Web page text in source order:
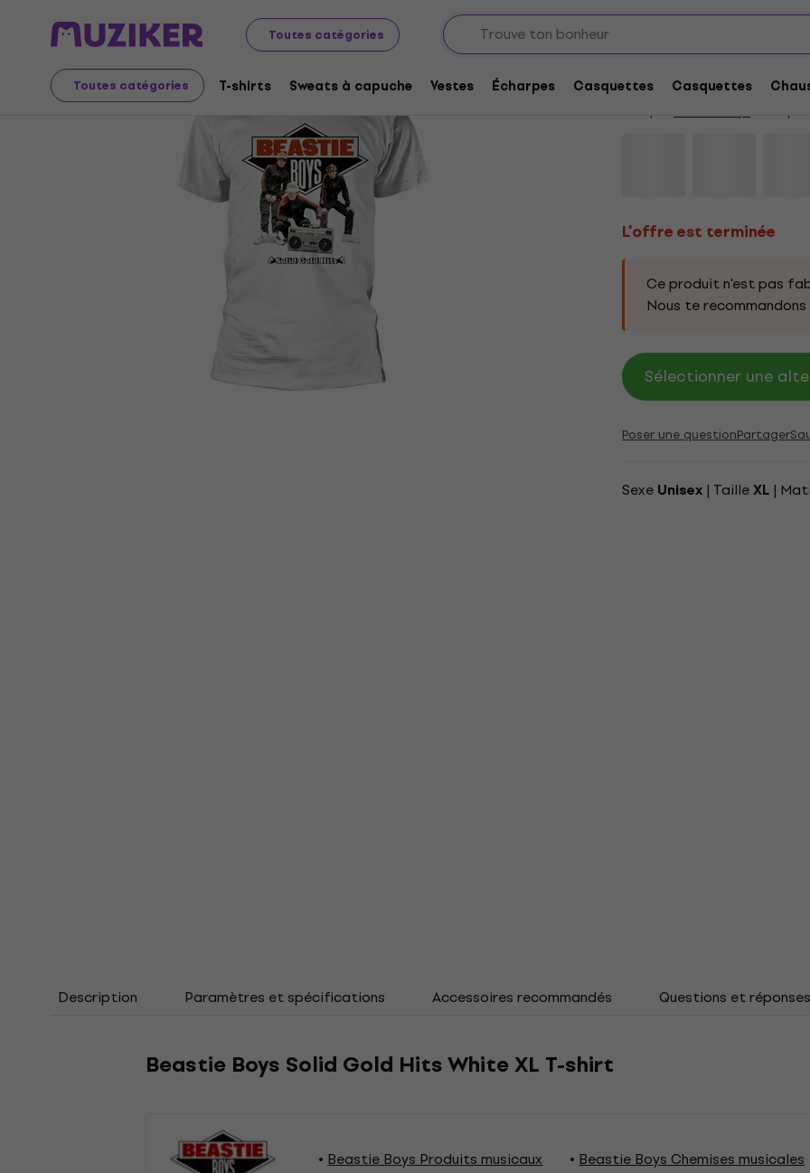
Toutes catégories
Toutes catégories T-shirts Sweats à capuche Vestes Écharpes Casquettes Casquettes
Merch Produits musicaux T-shirts
L'offre est terminée
L'offre est terminée
Beastie Boys Solid
Marque: Beastie Boys Code
L'offre est terminée
Ce produit n'est pas
Nous te
Sélectionner une
Poser une questionPartager
Sexe Unisex | TailleXL |
Description Paramètres et spécifications Accessoires recommandés Questions et réponses
Beastie Boys Solid Gold Hits White XL T-shirt
Beastie Boys Produits musicaux Beastie Boys Chemises musicales